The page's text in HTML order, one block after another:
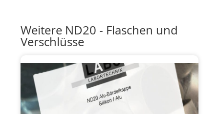
Weitere ND20 - Flaschen und
Verschlüsse